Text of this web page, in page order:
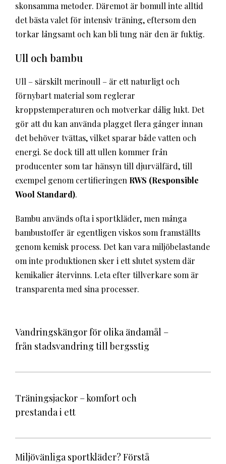
skonsamma metoder. Däremot är bomull inte alltid
det bästa valet för intensiv träning, eftersom den
torkar långsamt och kan bli tung när den är fuktig.
Ull och bambu
Ull – särskilt merinoull – är ett naturligt och
förnybart material som reglerar
kroppstemperaturen och motverkar dålig lukt. Det
gör att du kan använda plagget flera gånger innan
det behöver tvättas, vilket sparar både vatten och
energi. Se dock till att ullen kommer från
producenter som tar hänsyn till djurvälfärd, till
exempel genom certifieringen RWS (Responsible
Wool Standard).
Bambu används ofta i sportkläder, men många
bambustoffer är egentligen viskos som framställts
genom kemisk process. Det kan vara miljöbelastande
om inte produktionen sker i ett slutet system där
kemikalier återvinns. Leta efter tillverkare som är
transparenta med sina processer.
Vandringskängor för olika ändamål –
från stadsvandring till bergsstig
Träningsjackor – komfort och
prestanda i ett
Miljövänliga sportkläder? Förstå